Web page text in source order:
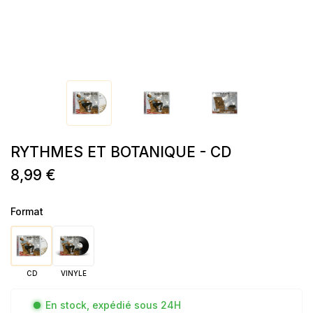
RYTHMES ET BOTANIQUE - CD
8,99 €
Format
CD VINYLE
En stock, expédié sous 24H